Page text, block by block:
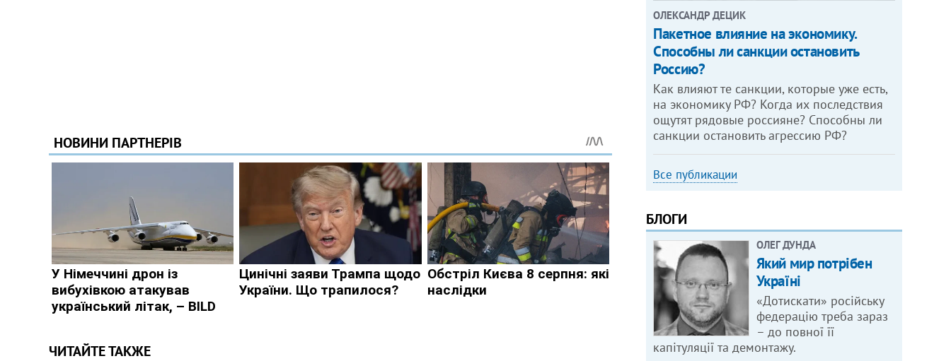
ЧИТАЙТЕ ТАКЖЕ
ОЛЕКСАНДР ДЕЦИК
Пакетное влияние на экономику.
Способны ли санкции остановить
Россию?
Как влияют те санкции, которые уже есть,
на экономику РФ? Когда их последствия
ощутят рядовые россияне? Способны ли
санкции остановить агрессию РФ?
Все публикации
БЛОГИ
ОЛЕГ ДУНДА
Який мир потрібен
Україні
«Дотискати» російську
федерацію треба зараз
– до повної її
капітуляції та демонтажу.